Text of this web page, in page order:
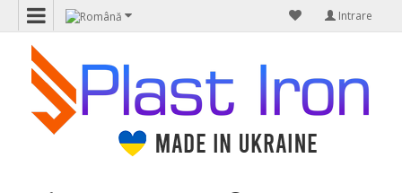
Intrare